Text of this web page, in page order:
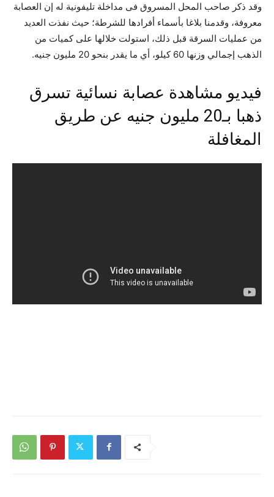
وقد ذكر صاحب المحل المسروق فى مداخلة تليفونية له إن العصابة
معروفة، وقدمنا بلاغا بأسماء أفرادها للشرطة؛ حيث نفذت العديد
من عمليات السرقة قبل ذلك، استولت خلالها على كميات من
الذهب إجمالي وزنها 60 كيلو، أي ما يقدر بنحو 20 مليون جنيه.
فيديو مشاهدة عصابة نسائية تسرق
ذهبا بـ20 مليون جنيه عن طريق
المغافلة